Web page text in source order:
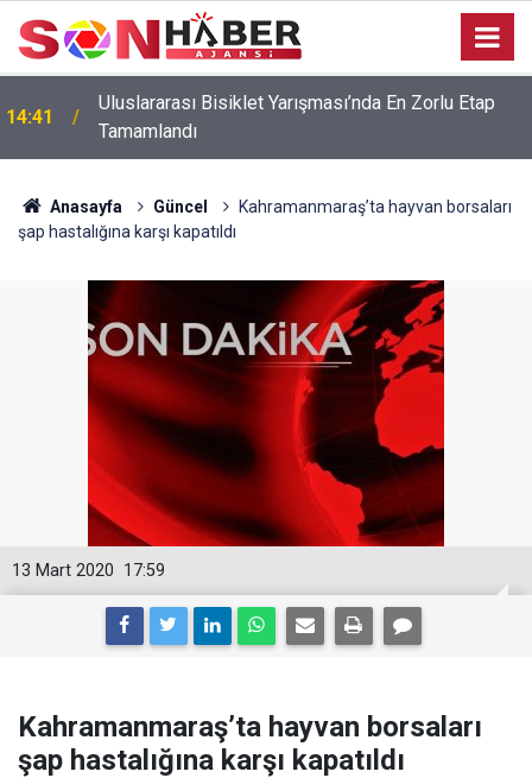
14:41
Uluslararası Bisiklet Yarışması’nda En Zorlu Etap
Tamamlandı
Anasayfa Güncel
Kahramanmaraş’ta hayvan borsaları
şap hastalığına karşı kapatıldı
17:59
13 Mart 2020
Kahramanmaraş’ta hayvan borsaları
şap hastalığına karşı kapatıldı